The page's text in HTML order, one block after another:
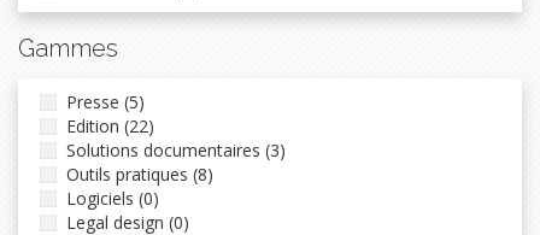
Gammes
Presse (5)
Edition (22)
Solutions documentaires (3)
Outils pratiques (8)
Logiciels (0)
Legal design (0)